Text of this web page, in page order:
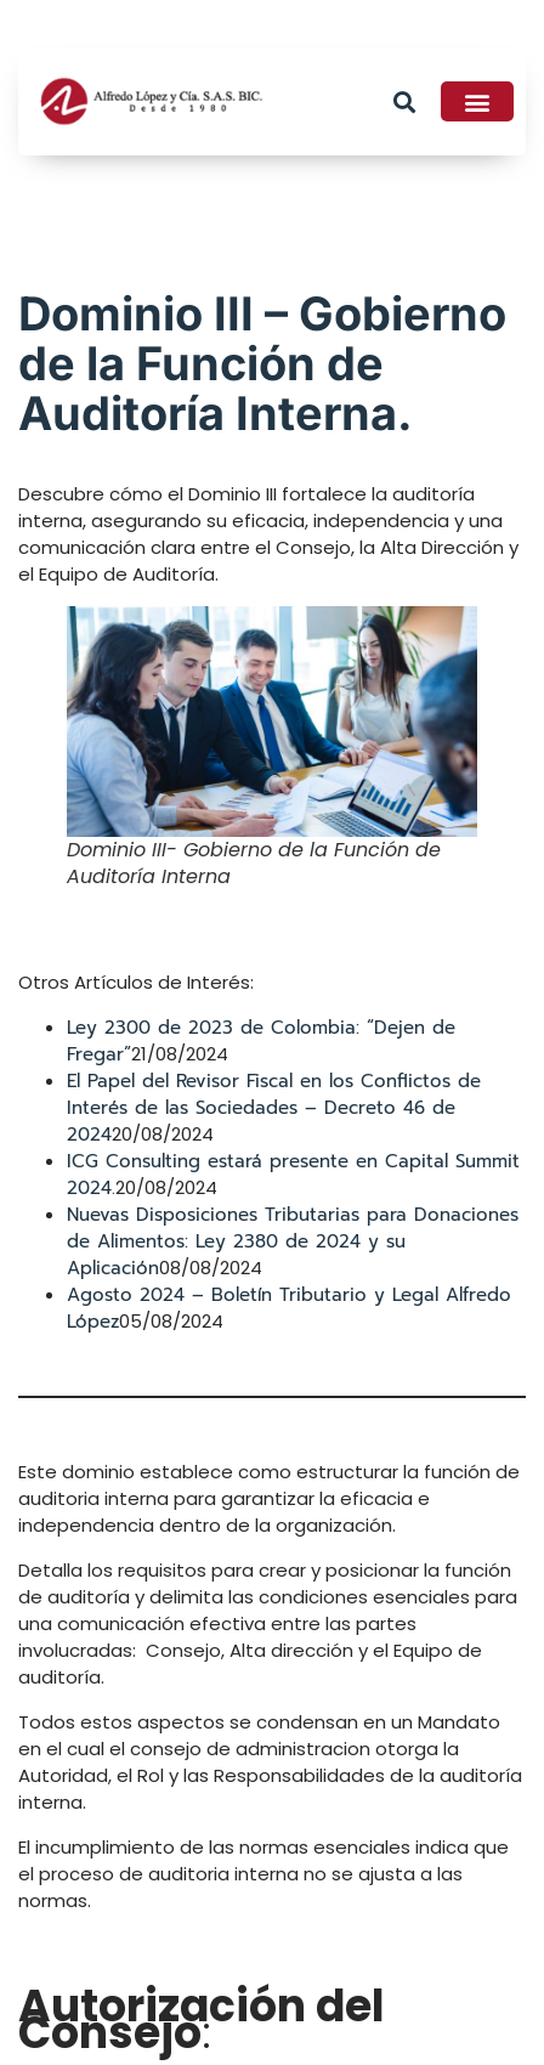
Dominio III – Gobierno
de la Función de
Auditoría Interna.
Descubre cómo el Dominio III fortalece la auditoría
interna, asegurando su eficacia, independencia y una
comunicación clara entre el Consejo, la Alta Dirección y
el Equipo de Auditoría.
Dominio III- Gobierno de la Función de
Auditoría Interna
Otros Artículos de Interés:
Ley 2300 de 2023 de Colombia: “Dejen de
Fregar”21/08/2024
El Papel del Revisor Fiscal en los Conflictos de
Interés de las Sociedades – Decreto 46 de
202420/08/2024
ICG Consulting estará presente en Capital Summit
2024.20/08/2024
Nuevas Disposiciones Tributarias para Donaciones
de Alimentos: Ley 2380 de 2024 y su
Aplicación08/08/2024
Agosto 2024 – Boletín Tributario y Legal Alfredo
López05/08/2024
Este dominio establece como estructurar la función de
auditoria interna para garantizar la eficacia e
independencia dentro de la organización.
Detalla los requisitos para crear y posicionar la función
de auditoría y delimita las condiciones esenciales para
una comunicación efectiva entre las partes
involucradas: Consejo, Alta dirección y el Equipo de
auditoría.
Todos estos aspectos se condensan en un Mandato
en el cual el consejo de administracion otorga la
Autoridad, el Rol y las Responsabilidades de la auditoría
interna.
El incumplimiento de las normas esenciales indica que
el proceso de auditoria interna no se ajusta a las
normas.
Autorización del
Consejo: